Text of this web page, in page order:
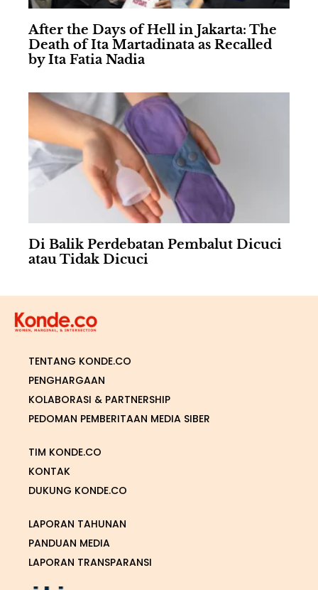
After the Days of Hell in Jakarta: The
Death of Ita Martadinata as Recalled
by Ita Fatia Nadia
Di Balik Perdebatan Pembalut Dicuci
atau Tidak Dicuci
TENTANG KONDE.CO
PENGHARGAAN
KOLABORASI & PARTNERSHIP
PEDOMAN PEMBERITAAN MEDIA SIBER
TIM KONDE.CO
KONTAK
DUKUNG KONDE.CO
LAPORAN TAHUNAN
PANDUAN MEDIA
LAPORAN TRANSPARANSI